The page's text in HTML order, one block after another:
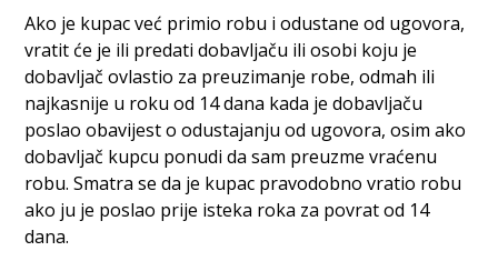
Ako je kupac već primio robu i odustane od ugovora,
vratit će je ili predati dobavljaču ili osobi koju je
dobavljač ovlastio za preuzimanje robe, odmah ili
najkasnije u roku od 14 dana kada je dobavljaču
poslao obavijest o odustajanju od ugovora, osim ako
dobavljač kupcu ponudi da sam preuzme vraćenu
robu. Smatra se da je kupac pravodobno vratio robu
ako ju je poslao prije isteka roka za povrat od 14
dana.